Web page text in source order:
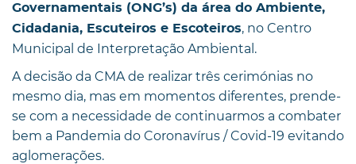
Governamentais (ONG’s) da área do Ambiente,
Cidadania, Escuteiros e Escoteiros, no Centro
Municipal de Interpretação Ambiental.
A decisão da CMA de realizar três cerimónias no
mesmo dia, mas em momentos diferentes, prende-
se com a necessidade de continuarmos a combater
bem a Pandemia do Coronavírus / Covid-19 evitando
aglomerações.